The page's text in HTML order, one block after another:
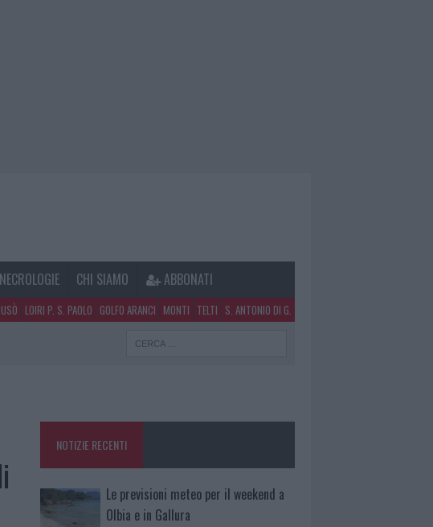
NECROLOGIE CHI SIAMO ABBONATI
LOIRI P. S. PAOLO GOLFO ARANCI MONTI TELTI S. ANTONIO DI G.
NOTIZIE RECENTI
Le previsioni meteo per il weekend a
Olbia e in Gallura